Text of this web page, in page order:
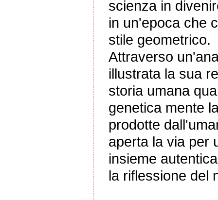
scienza in
in un'epoca che
stile geometrico.
Attraverso
illustrata la sua
storia umana
genetica mente
prodotte
aperta la via per
insieme
la riflessione del